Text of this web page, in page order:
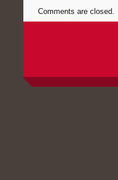
Comments are closed.